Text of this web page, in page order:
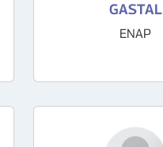
GASTAL
ENAP